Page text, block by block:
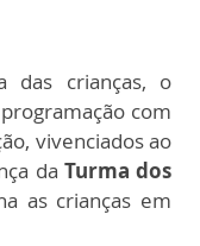
das crianças, o
com
vivenciados ao
da Turma dos
as crianças em